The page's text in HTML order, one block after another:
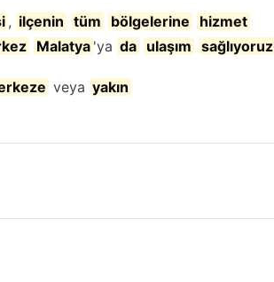
, ilçenin tüm bölgelerine
hizmet
Malatya 'ya da ulaşım sağlıyoruz
veya yakın